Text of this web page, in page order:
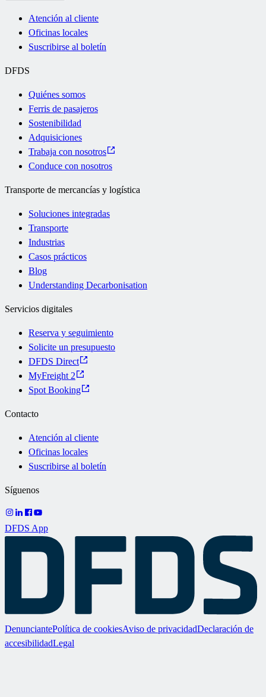
Atención al cliente
Oficinas locales
Suscribirse al boletín
DFDS
Quiénes somos
Ferris de pasajeros
Sostenibilidad
Adquisiciones
Trabaja con nosotros
Conduce con nosotros
Transporte de mercancías y logística
Soluciones integradas
Transporte
Industrias
Casos prácticos
Blog
Understanding Decarbonisation
Servicios digitales
Reserva y seguimiento
Solicite un presupuesto
DFDS Direct
MyFreight 2
Spot Booking
Contacto
Atención al cliente
Oficinas locales
Suscribirse al boletín
Síguenos
DFDS App
DenunciantePolítica de cookiesAviso de privacidadDeclaración de
accesibilidadLegal